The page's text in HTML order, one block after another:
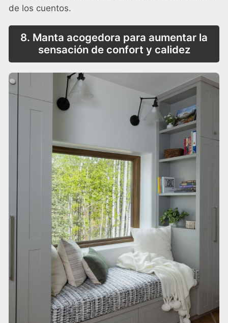
de los cuentos.
8. Manta acogedora para aumentar la
sensación de confort y calidez